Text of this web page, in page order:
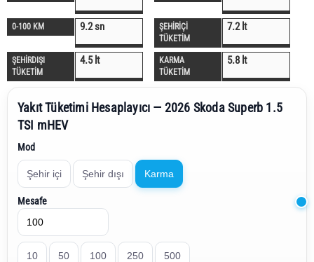
0-100 KM 9.2 sn
ŞEHİRİÇİ
TÜKETİM
7.2 lt
ŞEHİRDIŞI
TÜKETİM
4.5 lt
KARMA
TÜKETİM
5.8 lt
Yakıt Tüketimi Hesaplayıcı — 2026 Skoda Superb 1.5
TSI mHEV
Mod
Şehir içi Şehir dışı Karma
Mesafe
10 50 100 250 500